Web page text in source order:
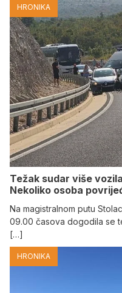
HRONIKA
Težak sudar više
Nekoliko osoba
Na magistralnom putu
09.00 časova dogodila se
[…]
HRONIKA